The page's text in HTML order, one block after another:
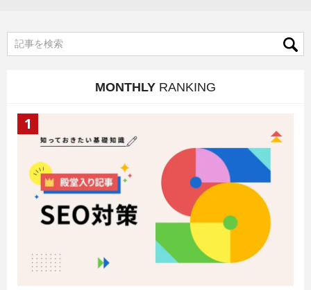
MONTHLY RANKING